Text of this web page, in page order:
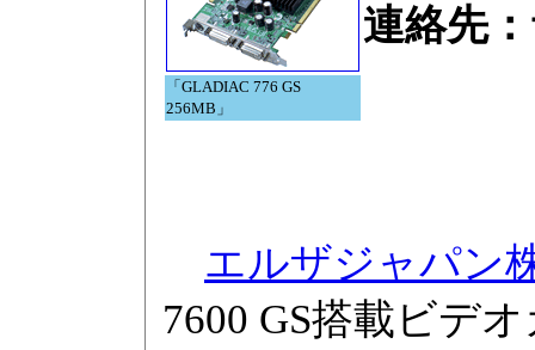
「GLADIAC 776 GS
256MB」
連絡先
エルザジャパン
7600 GS搭載ビデ